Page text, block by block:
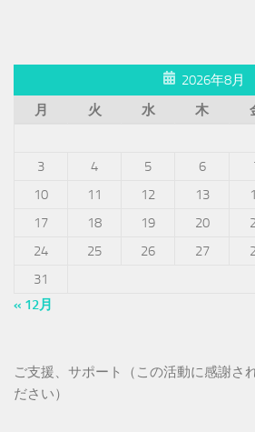
2026年8月
月
火 水 木
3
4 5 6
10
11 12 13
17
18 19 20
24
25 26 27
31
« 12月
ご支援、サポート（この活動に感謝さ
ださい）